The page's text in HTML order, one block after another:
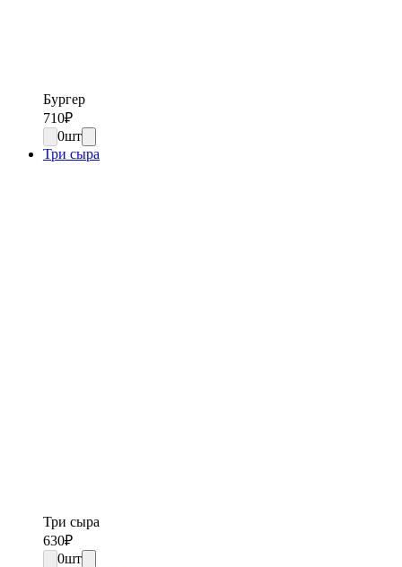
Бургер
710₽
0шт
Три сыра
Три сыра
630₽
0шт